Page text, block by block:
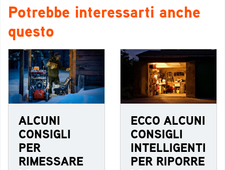
Potrebbe interessarti anche
questo
ALCUNI
CONSIGLI
PER
RIMESSARE
ECCO ALCUNI
CONSIGLI
INTELLIGENTI
PER RIPORRE